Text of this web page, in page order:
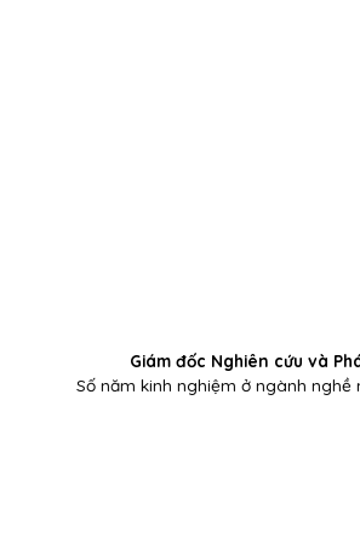
Giám đốc Nghiên cứu và
Số năm kinh nghiệm ở ngành nghề